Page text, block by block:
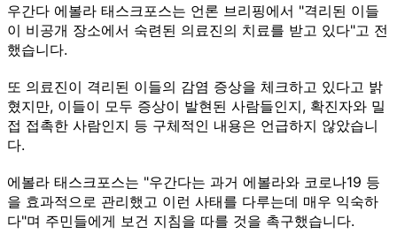
우간다 에볼라 태스크포스는 언론 브리핑에서 "격리된 이들
이 비공개 장소에서 숙련된 의료진의 치료를 받고 있다"고 전
했습니다.
또 의료진이 격리된 이들의 감염 증상을 체크하고 있다고 밝
혔지만, 이들이 모두 증상이 발현된 사람들인지, 확진자와 밀
접 접촉한 사람인지 등 구체적인 내용은 언급하지 않았습니
다.
에볼라 태스크포스는 "우간다는 과거 에볼라와 코로나19 등
을 효과적으로 관리했고 이런 사태를 다루는데 매우 익숙하
다"며 주민들에게 보건 지침을 따를 것을 촉구했습니다.